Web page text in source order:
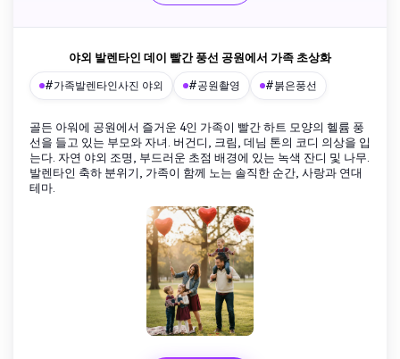
야외 발렌타인 데이 빨간 풍선 공원에서 가족 초상화
#가족발렌타인사진 야외 #공원촬영 #붉은풍선
골든 아워에 공원에서 즐거운 4인 가족이 빨간 하트 모양의 헬륨 풍
선을 들고 있는 부모와 자녀. 버건디, 크림, 데님 톤의 코디 의상을 입
는다. 자연 야외 조명, 부드러운 초점 배경에 있는 녹색 잔디 및 나무.
발렌타인 축하 분위기, 가족이 함께 노는 솔직한 순간, 사랑과 연대
테마.